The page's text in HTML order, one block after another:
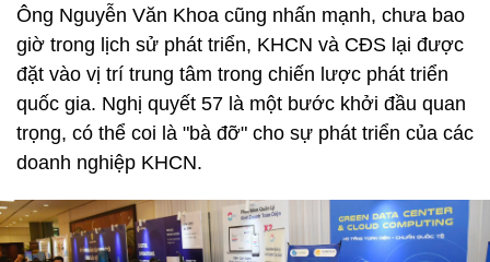
Ông Nguyễn Văn Khoa cũng nhấn mạnh, chưa bao
giờ trong lịch sử phát triển, KHCN và CĐS lại được
đặt vào vị trí trung tâm trong chiến lược phát triển
quốc gia. Nghị quyết 57 là một bước khởi đầu quan
trọng, có thể coi là "bà đỡ" cho sự phát triển của các
doanh nghiệp KHCN.